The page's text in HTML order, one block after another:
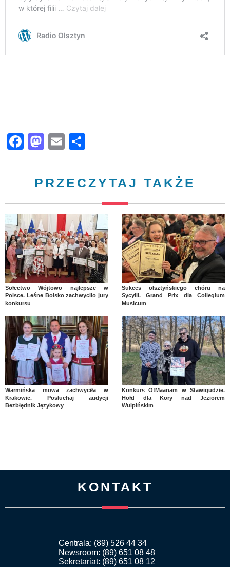
Facebook
Mastodon
Email
PRZECZYTAJ TAKŻE
Sołectwo Wójtowo najlepsze w
Polsce. Leśne Boisko zachwyciło jury
konkursu
Sukces olsztyńskiego chóru na
Sycylii. Grand Prix dla Collegium
Musicum
Warmińska mowa zachwyciła w
Krakowie. Posłuchaj audycji
Bezbłędnik Językowy
Konkurs O!Maanam w Stawigudzie.
Hołd dla Kory nad Jeziorem
Wulpińskim
KONTAKT
Centrala: (89) 526 44 34
Newsroom: (89) 651 08 48
Sekretariat: (89) 651 08 12